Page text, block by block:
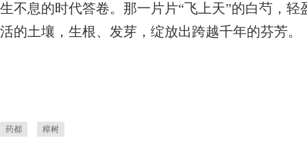
生不息的时代答卷。那一片片“飞上天”的白芍，
活的土壤，生根、发芽，绽放出跨越千年的芬芳。
药都 樟树